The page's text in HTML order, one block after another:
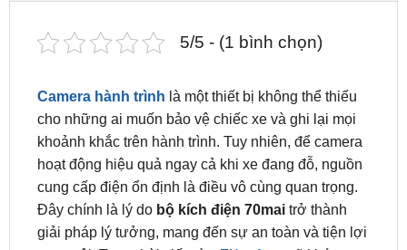
ĐÁNH GIÁ (0)
5/5 - (1 bình chọn)
Camera hành trình là một thiết bị không thể thiếu
cho những ai muốn bảo vệ chiếc xe và ghi lại mọi
khoảnh khắc trên hành trình. Tuy nhiên, để camera
hoạt động hiệu quả ngay cả khi xe đang đỗ, nguồn